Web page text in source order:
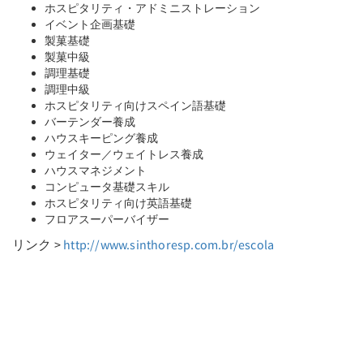
ホスピタリティ・アドミニストレーション
イベント企画基礎
製菓基礎
製菓中級
調理基礎
調理中級
ホスピタリティ向けスペイン語基礎
バーテンダー養成
ハウスキーピング養成
ウェイター／ウェイトレス養成
ハウスマネジメント
コンピュータ基礎スキル
ホスピタリティ向け英語基礎
フロアスーパーバイザー
リンク > http://www.sinthoresp.com.br/escola